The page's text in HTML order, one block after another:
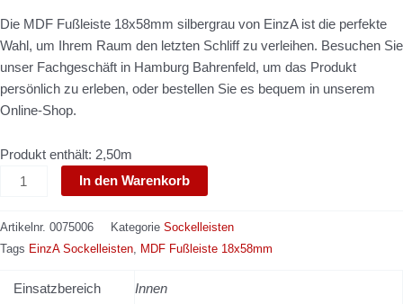
Die MDF Fußleiste 18x58mm silbergrau von EinzA ist die perfekte
Wahl, um Ihrem Raum den letzten Schliff zu verleihen. Besuchen Sie
unser Fachgeschäft in Hamburg Bahrenfeld, um das Produkt
persönlich zu erleben, oder bestellen Sie es bequem in unserem
Online-Shop.
Produkt enthält: 2,50m
In den Warenkorb
Artikelnr. 0075006 Kategorie Sockelleisten
Tags EinzA Sockelleisten, MDF Fußleiste 18x58mm
Einsatzbereich Innen